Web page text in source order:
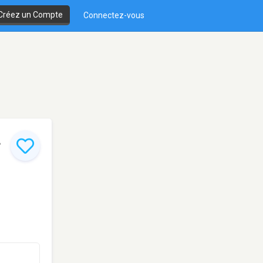
un Compte Connectez-vous